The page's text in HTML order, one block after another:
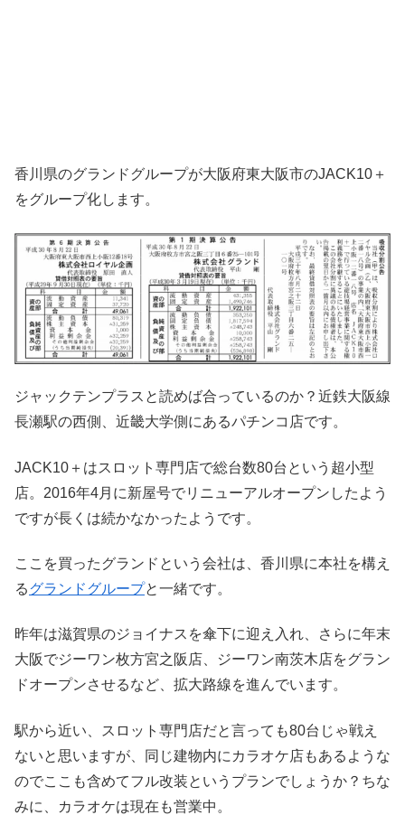
香川県のグランドグループが大阪府東大阪市のJACK10＋
をグループ化します。
ジャックテンプラスと読めば合っているのか？近鉄大阪線
長瀬駅の西側、近畿大学側にあるパチンコ店です。
JACK10＋はスロット専門店で総台数80台という超小型
店。2016年4月に新屋号でリニューアルオープンしたよう
ですが長くは続かなかったようです。
ここを買ったグランドという会社は、香川県に本社を構え
るグランドグループと一緒です。
昨年は滋賀県のジョイナスを傘下に迎え入れ、さらに年末
大阪でジーワン枚方宮之阪店、ジーワン南茨木店をグラン
ドオープンさせるなど、拡大路線を進んでいます。
駅から近い、スロット専門店だと言っても80台じゃ戦え
ないと思いますが、同じ建物内にカラオケ店もあるような
のでここも含めてフル改装というプランでしょうか？ちな
みに、カラオケは現在も営業中。